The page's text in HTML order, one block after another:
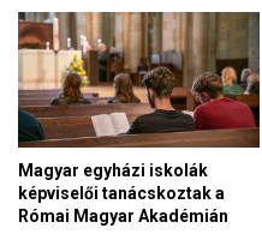
z
e
é
s
t
l
l
m
s
t
a
n
Magyar egyházi iskolák
képviselői tanácskoztak a
Római Magyar Akadémián